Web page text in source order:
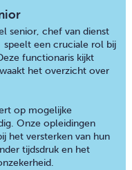
senior, chef van dienst
een cruciale rol bij
functionaris kijkt
het overzicht over
op mogelijke
Onze opleidingen
het versterken van hun
tijdsdruk en het